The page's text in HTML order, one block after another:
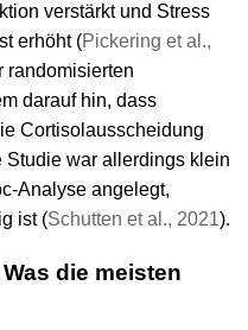
verstärkt und Stress
erhöht (Pickering et al.,
randomisierten
darauf hin, dass
Cortisolausscheidung
war allerdings klein
Analyse angelegt,
ist (Schutten et al., 2021).
die meisten